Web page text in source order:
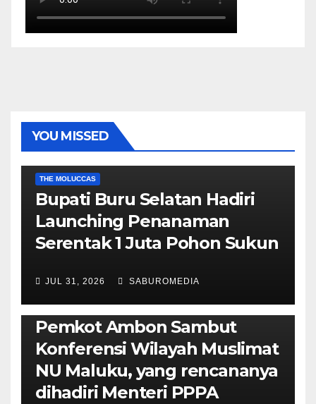
YOU MISSED
THE MOLUCCAS
Bupati Buru Selatan Hadiri
Launching Penanaman
Serentak 1 Juta Pohon Sukun
JUL 31, 2026 SABUROMEDIA
AMBON METRO JURNALISME AKTIVIS
POLITIK & PEMERINTAHAN
Pemkot Ambon Sambut
Konferensi Wilayah Muslimat
NU Maluku, yang rencananya
dihadiri Menteri PPPA